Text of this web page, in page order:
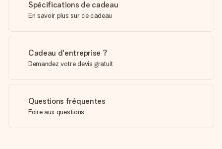
Spécifications de cadeau
En savoir plus sur ce cadeau
Cadeau d'entreprise ?
Demandez votre devis gratuit
Questions fréquentes
Foire aux questions